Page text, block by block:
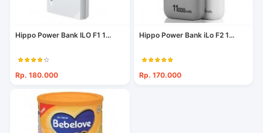
Hippo Power Bank ILO F1 1...
Rp. 180.000
Hippo Power Bank iLo F2 1...
Rp. 170.000